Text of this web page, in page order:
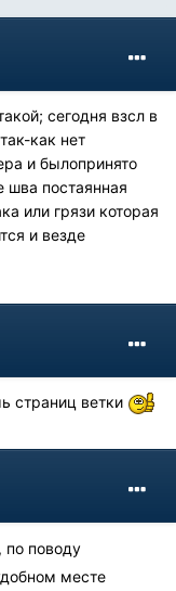
сегодня взсл в
как нет
и былопринято
шва постаянная
или грязи которая
и везде
страниц ветки
, по поводу
месте